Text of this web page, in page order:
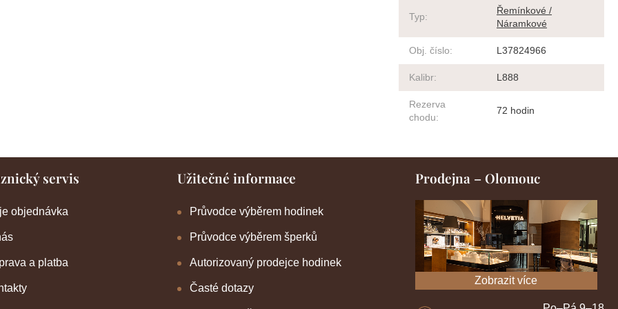
Typ:
Řemínkové /
Náramkové
Obj. číslo: L37824966
Kalibr: L888
Rezerva
chodu:
72 hodin
servis
objednávka
a platba
Užitečné informace
Průvodce výběrem hodinek
Průvodce výběrem šperků
Autorizovaný prodejce hodinek
Časté dotazy
Prodejna – Olomouc
Zobrazit více